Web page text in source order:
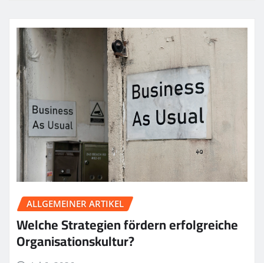
ALLGEMEINER ARTIKEL
Welche Strategien fördern erfolgreiche
Organisationskultur?